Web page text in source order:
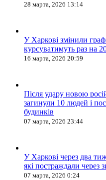
28 марта, 2026 13:14
У Харкові змінили
курсуватимуть раз на
16 марта, 2026 20:59
Після удару новою
загинули 10 людей і
будинків
07 марта, 2026 23:44
У Харкові через два
які постраждали через
07 марта, 2026 0:24